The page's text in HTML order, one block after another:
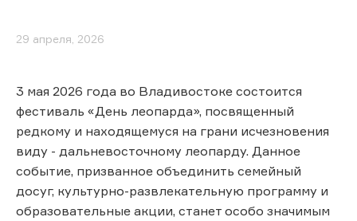
29 апреля, 2026
3 мая 2026 года во Владивостоке состоится
фестиваль «День леопарда», посвященный
редкому и находящемуся на грани исчезновения
виду - дальневосточному леопарду. Данное
событие, призванное объединить семейный
досуг, культурно-развлекательную программу и
образовательные акции, станет особо значимым